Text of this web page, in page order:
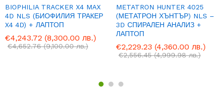
BIOPHILIA TRACKER X4 MAX
4D NLS (БИОФИЛИЯ ТРАКЕР
X4 4D) + ЛАПТОП
€4,243.72 (8,300.00 лв.)
€4,652.76 (9,100.00 лв.)
METATRON HUNTER 4025
(МЕТАТРОН ХЪНТЪР) NLS –
3D СПИРАЛЕН АНАЛИЗ +
ЛАПТОП
€2,229.23 (4,360.00 лв.)
€2,556.45 (4,999.98 лв.)